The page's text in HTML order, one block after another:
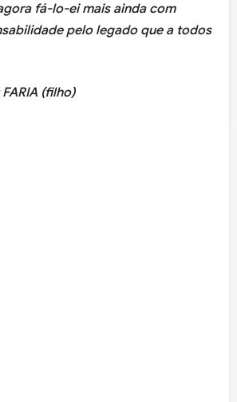
fá-lo-ei mais ainda com
pelo legado que a todos
(filho)